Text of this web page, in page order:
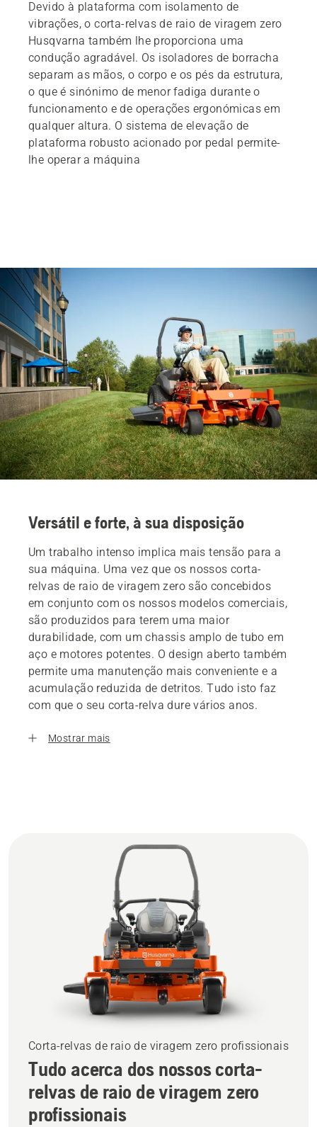
Devido à plataforma com isolamento de
vibrações, o corta-relvas de raio de viragem zero
Husqvarna também lhe proporciona uma
condução agradável. Os isoladores de borracha
separam as mãos, o corpo e os pés da estrutura,
o que é sinónimo de menor fadiga durante o
funcionamento e de operações ergonómicas em
qualquer altura. O sistema de elevação de
plataforma robusto acionado por pedal permite-
lhe operar a máquina
Versátil e forte, à sua disposição
Um trabalho intenso implica mais tensão para a
sua máquina. Uma vez que os nossos corta-
relvas de raio de viragem zero são concebidos
em conjunto com os nossos modelos comerciais,
são produzidos para terem uma maior
durabilidade, com um chassis amplo de tubo em
aço e motores potentes. O design aberto também
permite uma manutenção mais conveniente e a
acumulação reduzida de detritos. Tudo isto faz
com que o seu corta-relva dure vários anos.
Mostrar mais
Corta-relvas de raio de viragem zero profissionais
Tudo acerca dos nossos corta-
relvas de raio de viragem zero
profissionais